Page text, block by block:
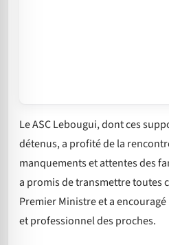
Le ASC Lebougui, dont ces
détenus, a profité de la
manquements et attentes des
a promis de transmettre toutes
Premier Ministre et a
et professionnel des proches.